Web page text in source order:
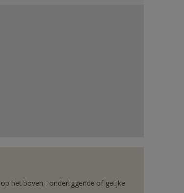
het boven-, onderliggende of gelijke